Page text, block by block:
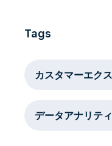
Tags
カスタマーエク
データアナリテ